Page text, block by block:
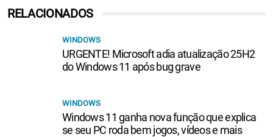
RELACIONADOS
WINDOWS
URGENTE! Microsoft adia atualização 25H2
do Windows 11 após bug grave
WINDOWS
Windows 11 ganha nova função que explica
se seu PC roda bem jogos, vídeos e mais